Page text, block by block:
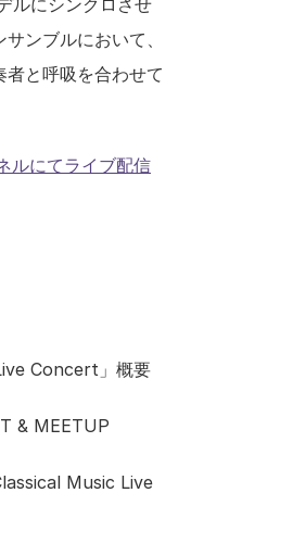
ルにシンクロさせ
ンブルにおいて、
と呼吸を合わせて
ルにてライブ配信
Concert」概要
& MEETUP
Music Live